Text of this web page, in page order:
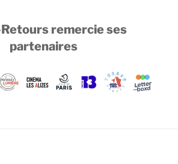
remercie ses
partenaires